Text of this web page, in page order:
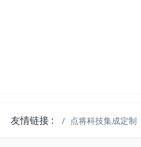
友情链接 : 点将科技集成定制